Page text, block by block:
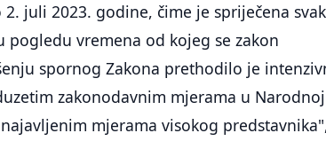
juli 2023. godine, čime je spriječena
vremena od kojeg se zakon
spornog Zakona prethodilo je
zakonodavnim mjerama u Narodnoj
mjerama visokog